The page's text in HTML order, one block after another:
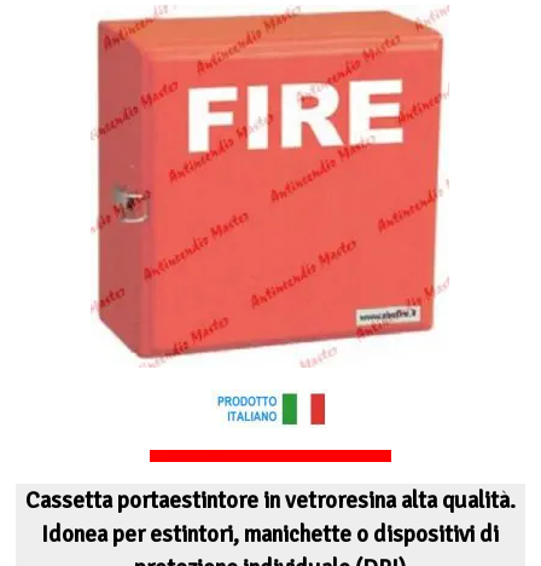
Cassetta portaestintore in vetroresina alta qualità.
Idonea per estintori, manichette o dispositivi di